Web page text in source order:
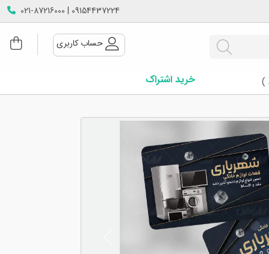
09154437224 | 021-87216000
حساب کاربری
) خرید اشتراک